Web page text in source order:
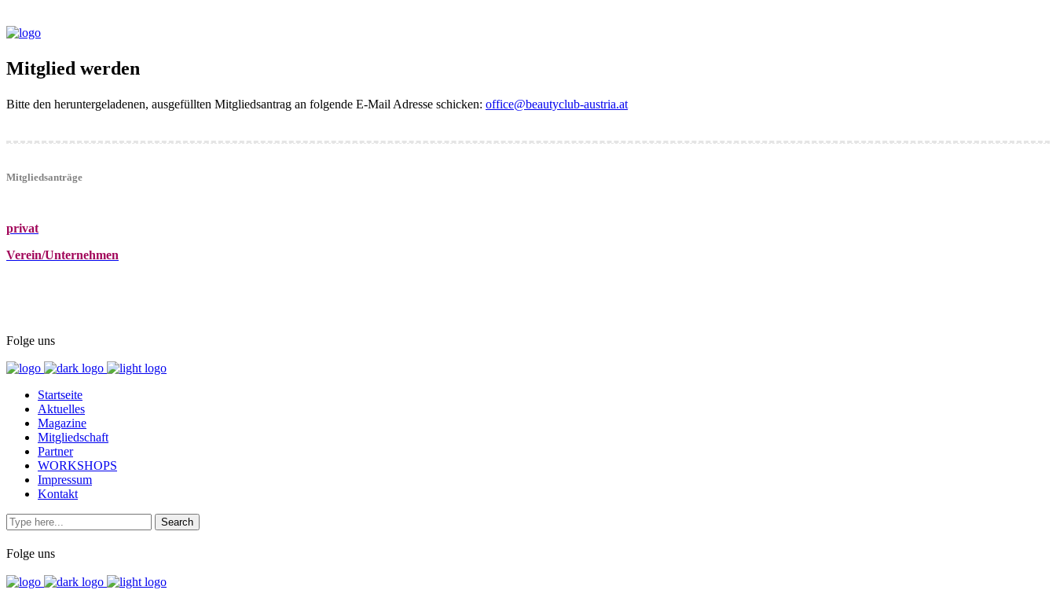
Mitglied werden
Bitte den heruntergeladenen, ausgefüllten Mitgliedsantrag an folgende E-Mail Adresse schicken: office@beautyclub-austria.at
Mitgliedsanträge
privat
Verein/Unternehmen
Folge uns
Startseite
Aktuelles
Magazine
Mitgliedschaft
Partner
WORKSHOPS
Impressum
Kontakt
Folge uns